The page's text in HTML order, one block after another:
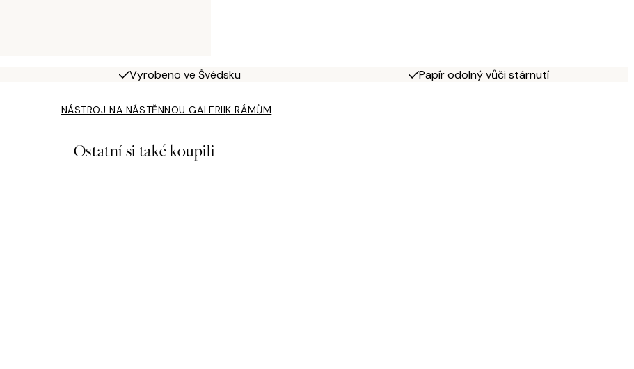
Vyrobeno ve Švédsku Papír odolný vůči stárnutí
NÁSTROJ NA NÁSTĚNNOU GALERIIK RÁMŮM
Ostatní si také koupili